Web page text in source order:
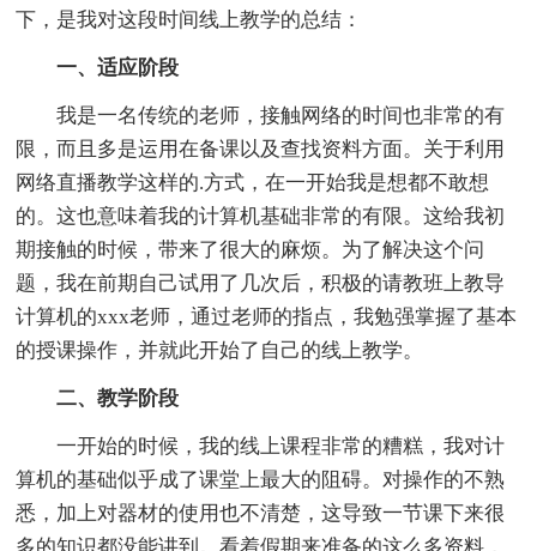
下，是我对这段时间线上教学的总结：
一、适应阶段
我是一名传统的老师，接触网络的时间也非常的有
限，而且多是运用在备课以及查找资料方面。关于利用
网络直播教学这样的.方式，在一开始我是想都不敢想
的。这也意味着我的计算机基础非常的有限。这给我初
期接触的时候，带来了很大的麻烦。为了解决这个问
题，我在前期自己试用了几次后，积极的请教班上教导
计算机的xxx老师，通过老师的指点，我勉强掌握了基本
的授课操作，并就此开始了自己的线上教学。
二、教学阶段
一开始的时候，我的线上课程非常的糟糕，我对计
算机的基础似乎成了课堂上最大的阻碍。对操作的不熟
悉，加上对器材的使用也不清楚，这导致一节课下来很